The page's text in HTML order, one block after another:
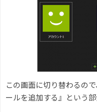
この画面に切り替わるの
ールを追加する』という部